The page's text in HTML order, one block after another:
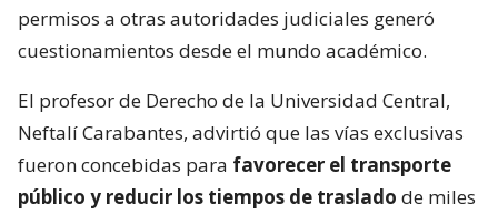
permisos a otras autoridades judiciales generó
cuestionamientos desde el mundo académico.
El profesor de Derecho de la Universidad Central,
Neftalí Carabantes, advirtió que las vías exclusivas
fueron concebidas para favorecer el transporte
público y reducir los tiempos de traslado de miles